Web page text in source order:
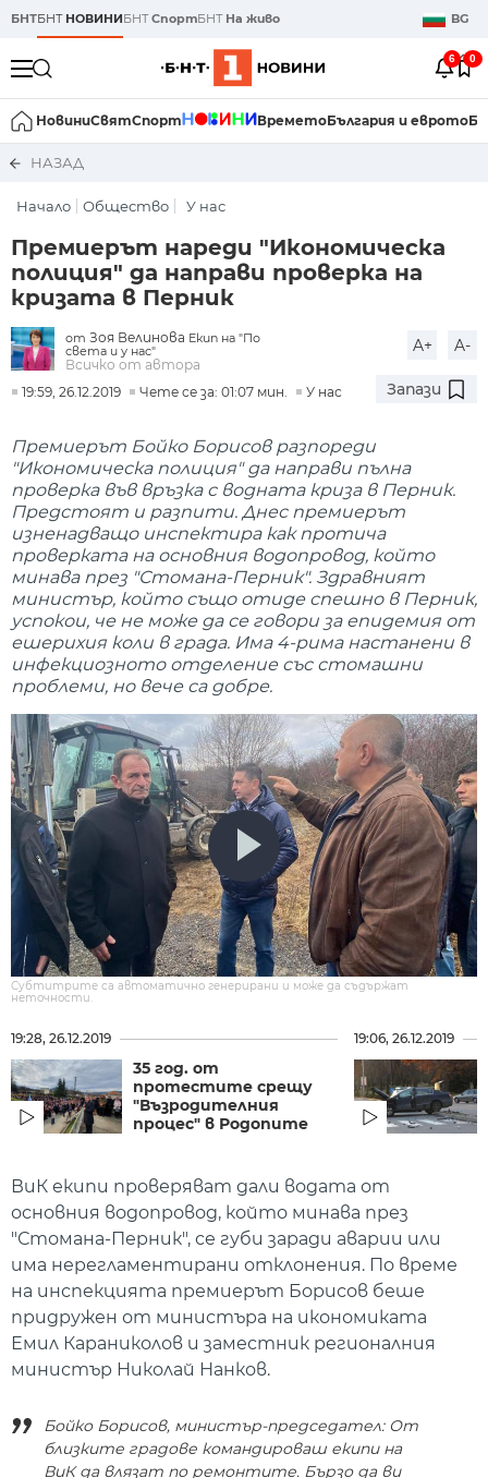
БНТБНТ НОВИНИБНТСпортБНТ На живо BG
6 0
НовиниСвятСпорт ВреметоБългария и еврото
НАЗАД
Начало Общество У нас
Премиерът нареди "Икономическа
полиция" да направи проверка на
кризата в Перник
от Зоя Велинова Екип на "По
света и у нас"
Всичко от автора
A+ A-
19:59, 26.12.2019 Чете се за: 01:07 мин. У нас Запази
Премиерът Бойко Борисов разпореди
"Икономическа полиция" да направи пълна
проверка във връзка с водната криза в Перник.
Предстоят и разпити. Днес премиерът
изненадващо инспектира как протича
проверката на основния водопровод, който
минава през "Стомана-Перник". Здравният
министър, който също отиде спешно в Перник,
успокои, че не може да се говори за епидемия от
ешерихия коли в града. Има 4-рима настанени в
инфекциозното отделение със стомашни
проблеми, но вече са добре.
Субтитрите са автоматично генерирани и може да съдържат
неточности.
19:28, 26.12.2019
35 год. от
протестите срещу
"Възродителния
процес" в Родопите
19:06, 26.12.2019
ВиК екипи проверяват дали водата от
основния водопровод, който минава през
"Стомана-Перник", се губи заради аварии или
има нерегламентирани отклонения. По време
на инспекцията премиерът Борисов беше
придружен от министъра на икономиката
Емил Караниколов и заместник регионалния
министър Николай Нанков.
Бойко Борисов, министър-председател: От
близките градове командироваш екипи на
ВиК да влязат по ремонтите. Бързо да ви